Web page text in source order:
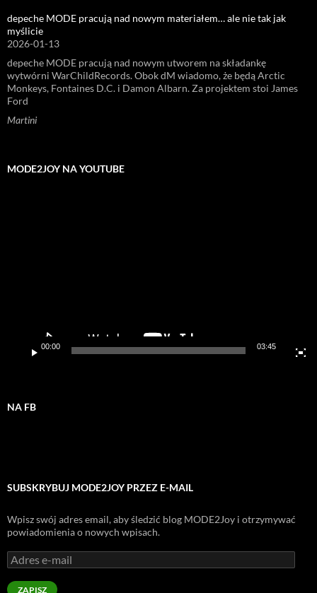
depeche MODE pracują nad nowym materiałem… ale nie tak jak
myślicie
2026-01-13
depeche MODE pracują nad nowym utworem na składankę
wytwórni WarChildRecords. Obok dM wiadomo, że będą Arctic
Monkeys, Fontaines D.C. i Damon Albarn. Za projektem stoi James
Ford
Martini
MODE2JOY NA YOUTUBE
00:00 03:45
NA FB
SUBSKRYBUJ MODE2JOY PRZEZ E-MAIL
Wpisz swój adres email, aby śledzić blog MODE2Joy i otrzymywać
powiadomienia o nowych wpisach.
Adres
e-
mail
ZAPISZ